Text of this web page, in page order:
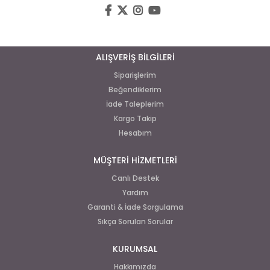
ALIŞVERİŞ BİLGİLERİ
Siparişlerim
Beğendiklerim
İade Taleplerim
Kargo Takip
Hesabım
MÜŞTERİ HİZMETLERİ
Canlı Destek
Yardım
Garanti & İade Sorgulama
Sıkça Sorulan Sorular
KURUMSAL
Hakkımızda